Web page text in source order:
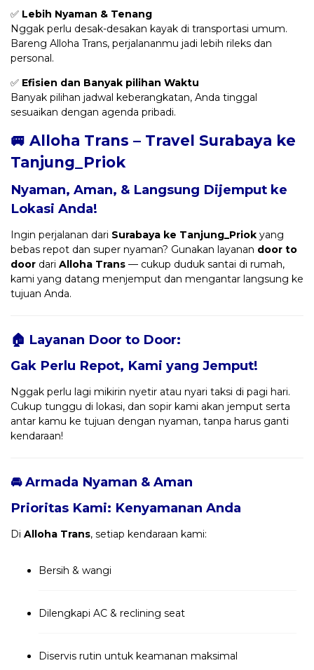
✅ Lebih Nyaman & Tenang
Nggak perlu desak-desakan kayak di transportasi umum.
Bareng Alloha Trans, perjalananmu jadi lebih rileks dan
personal.
✅ Efisien dan Banyak pilihan Waktu
Banyak pilihan jadwal keberangkatan, Anda tinggal
sesuaikan dengan agenda pribadi.
🚐 Alloha Trans – Travel Surabaya ke
Tanjung_Priok
Nyaman, Aman, & Langsung Dijemput ke
Lokasi Anda!
Ingin perjalanan dari Surabaya ke Tanjung_Priok yang
bebas repot dan super nyaman? Gunakan layanan door to
door dari Alloha Trans — cukup duduk santai di rumah,
kami yang datang menjemput dan mengantar langsung ke
tujuan Anda.
🏠 Layanan Door to Door:
Gak Perlu Repot, Kami yang Jemput!
Nggak perlu lagi mikirin nyetir atau nyari taksi di pagi hari.
Cukup tunggu di lokasi, dan sopir kami akan jemput serta
antar kamu ke tujuan dengan nyaman, tanpa harus ganti
kendaraan!
🚘 Armada Nyaman & Aman
Prioritas Kami: Kenyamanan Anda
Di Alloha Trans, setiap kendaraan kami:
Bersih & wangi
Dilengkapi AC & reclining seat
Diservis rutin untuk keamanan maksimal